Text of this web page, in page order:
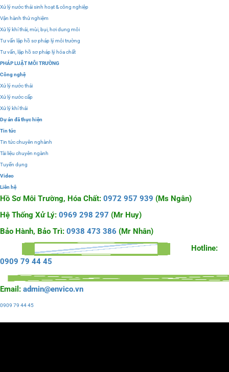
Xử lý nước thải sinh hoạt & công nghiệp
Vận hành thử nghiệm
Xử lý khí thải, mùi, bụi, hơi dung môi
Tư vấn lập hồ sơ pháp lý môi trường
Tư vấn, lập hồ sơ pháp lý hóa chất
PHÁP LUẬT MÔI TRƯỜNG
Công nghệ
Xử lý nước thải
Xử lý nước cấp
Xử lý khí thải
Dự án đã thực hiện
Tin tức
Tin tức chuyên nghành
Tài liệu chuyên ngành
Tuyển dụng
Video
Liên hệ
Hồ Sơ Môi Trường, Hóa Chất: 0972 957 939 (Ms Ngân)
Hệ Thống Xử Lý: 0969 298 297 (Mr Huy)
Bảo Hành, Bảo Trì: 0938 473 386 (Mr Nhân)
Hotline:
0909 79 44 45
Email: admin@envico.vn
0909 79 44 45